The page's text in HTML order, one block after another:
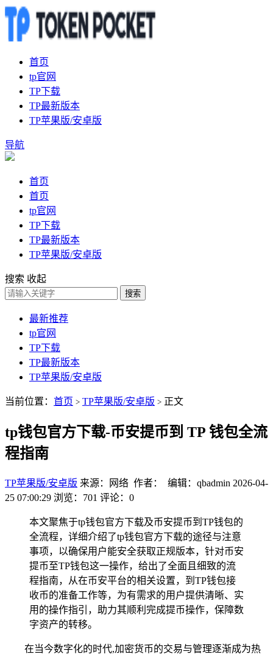
首页
tp官网
TP下载
TP最新版本
TP苹果版/安卓版
导航
首页
首页
tp官网
TP下载
TP最新版本
TP苹果版/安卓版
搜索 收起
搜索
最新推荐
tp官网
TP下载
TP最新版本
TP苹果版/安卓版
当前位置： 首页 > TP苹果版/安卓版 > 正文
tp钱包官方下载-币安提币到 TP 钱包全流
程指南
TP苹果版/安卓版 来源：网络 作者： 编辑：qbadmin 2026-04-
25 07:00:29 浏览：701 评论：0
本文聚焦于tp钱包官方下载及币安提币到TP钱包的
全流程，详细介绍了tp钱包官方下载的途径与注意
事项，以确保用户能安全获取正规版本，针对币安
提币至TP钱包这一操作，给出了全面且细致的流
程指南，从在币安平台的相关设置，到TP钱包接
收币的准备工作等，为有需求的用户提供清晰、实
用的操作指引，助力其顺利完成提币操作，保障数
字资产的转移。
在当今数字化的时代,加密货币的交易与管理逐渐成为热